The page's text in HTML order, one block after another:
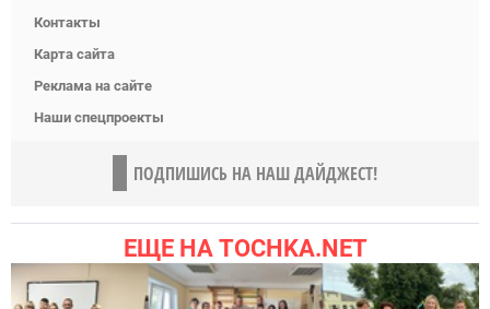
Контакты
Карта сайта
Реклама на сайте
Наши спецпроекты
ПОДПИШИСЬ НА НАШ ДАЙДЖЕСТ!
ЕЩЕ НА TOCHKA.NET